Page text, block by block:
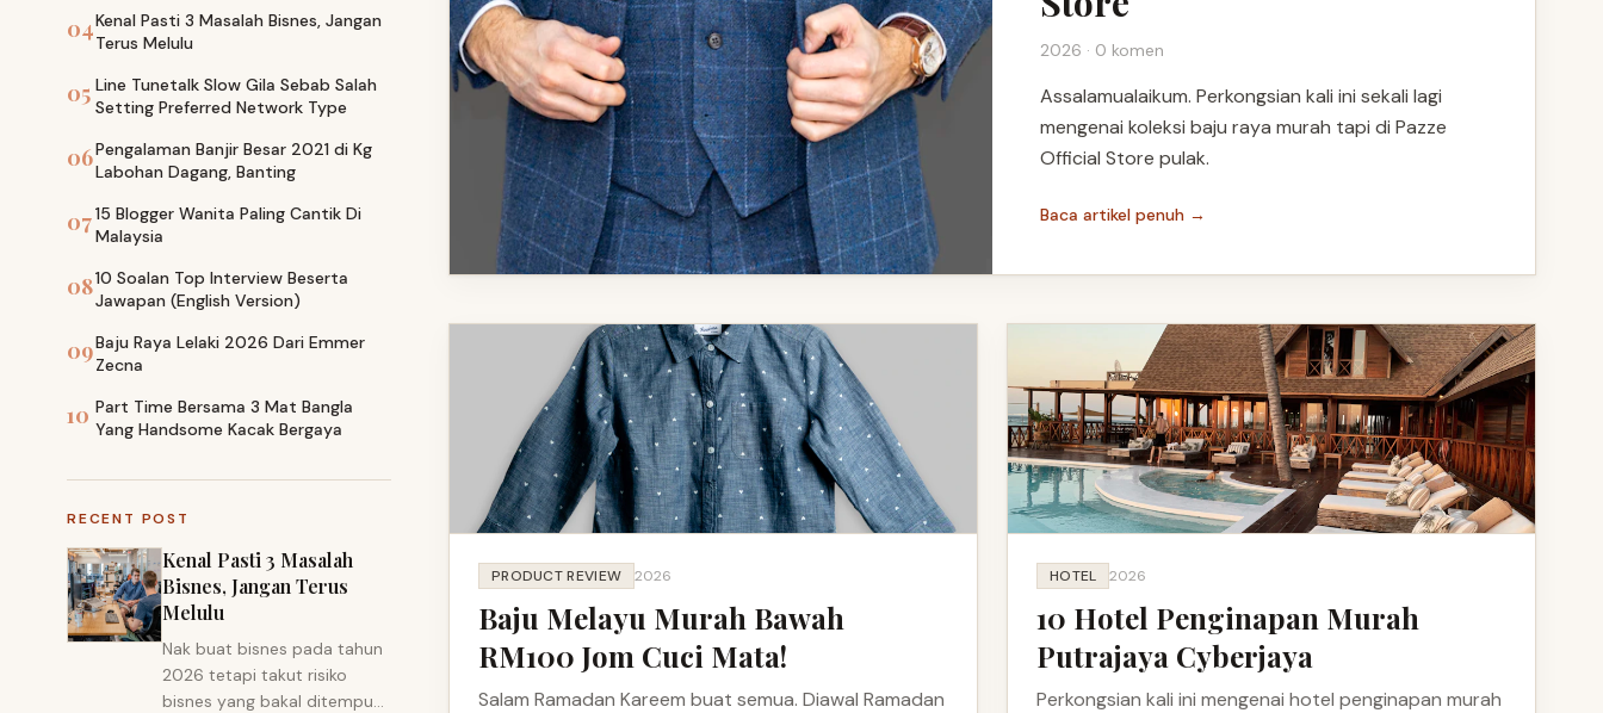
04Kenal Pasti 3 Masalah Bisnes, Jangan
Terus Melulu
05 Line Tunetalk Slow Gila Sebab Salah
Setting Preferred Network Type
06Pengalaman Banjir Besar 2021 di Kg
Labohan Dagang, Banting
0715 Blogger Wanita Paling Cantik Di
Malaysia
0810 Soalan Top Interview Beserta
Jawapan (English Version)
09Baju Raya Lelaki 2026 Dari Emmer
Zecna
10 Part Time Bersama 3 Mat Bangla
Yang Handsome Kacak Bergaya
RECENT POST
Kenal Pasti 3 Masalah
Bisnes, Jangan Terus
Melulu
Nak buat bisnes pada tahun
2026 tetapi takut risiko
bisnes yang bakal ditempuh,
2026 · 0 komen
Assalamualaikum. Perkongsian kali ini sekali lagi
mengenai koleksi baju raya murah tapi di Pazze
Official Store pulak.
Baca artikel penuh →
PRODUCT REVIEW 2026
Baju Melayu Murah Bawah
RM100 Jom Cuci Mata!
Salam Ramadan Kareem buat semua. Diawal Ramadan
HOTEL 2026
10 Hotel Penginapan Murah
Putrajaya Cyberjaya
Perkongsian kali ini mengenai hotel penginapan murah